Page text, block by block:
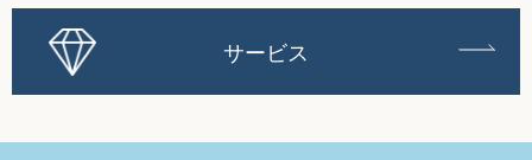
サービス